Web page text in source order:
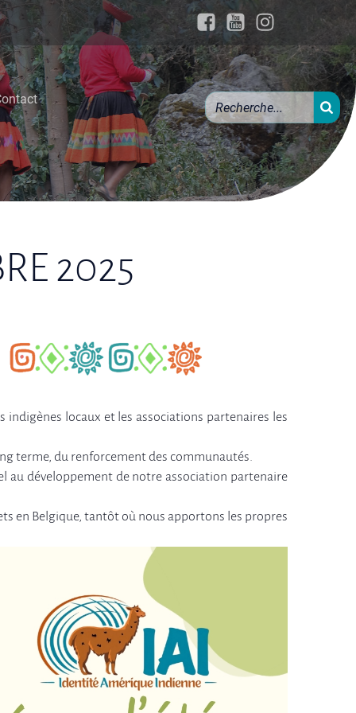
2025
indigènes locaux et les associations partenaires les
terme, du renforcement des communautés.
développement de notre association partenaire
en Belgique, tantôt où nous apportons les propres